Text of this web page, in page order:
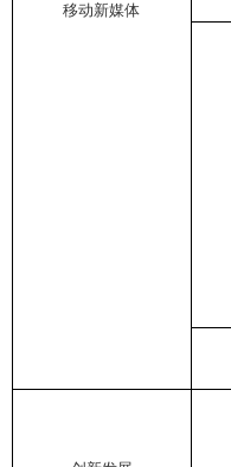
移动新媒体